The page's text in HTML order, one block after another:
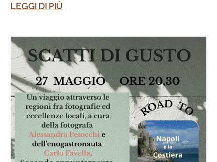
LEGGI DI PIÙ